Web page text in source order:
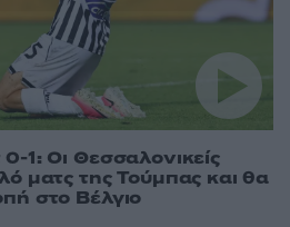
1: Οι Θεσσαλονικείς
ματς της Τούμπας και θα
στο Βέλγιο